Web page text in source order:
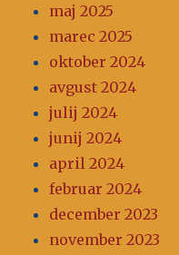
maj 2025
marec 2025
oktober 2024
avgust 2024
julij 2024
junij 2024
april 2024
februar 2024
december 2023
november 2023